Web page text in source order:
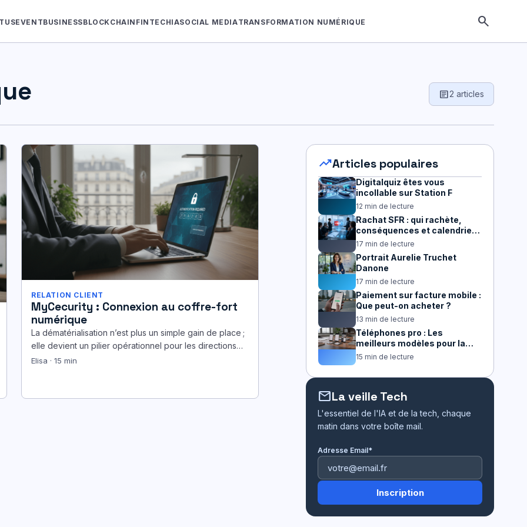
EVENTBUSINESSBLOCKCHAIN FINTECHIASOCIAL MEDIATRANSFORMATION NUMÉRIQUE search
article2 articles
RELATION CLIENT
MyCecurity : Connexion au coffre-fort
numérique
La dématérialisation n’est plus un simple gain de place ;
elle devient un pilier opérationnel pour les directions
RH et les…
Elisa · 15 min
trending_upArticles populaires
Digitalquiz êtes vous
incollable sur Station F
12 min de lecture
Rachat SFR : qui rachète,
conséquences et calendrier
2026
17 min de lecture
Portrait Aurelie Truchet
Danone
17 min de lecture
Paiement sur facture mobile :
Que peut-on acheter ?
13 min de lecture
Téléphones pro : Les
meilleurs modèles pour la
productivité
15 min de lecture
mailLa veille Tech
L'essentiel de l'IA et de la tech, chaque
matin dans votre boîte mail.
Adresse Email*